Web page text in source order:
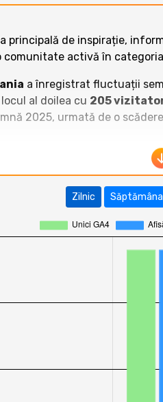
principală de inspirație,
comunitate activă în categoria
a înregistrat fluctuații
al doilea cu 205
2025, urmată de o
https://
șirevoblog.ro
vasileruscior.ro, aguritza.ro
Romaniase află la un
din categoria Bloguri.
Zilnic Săptămânal